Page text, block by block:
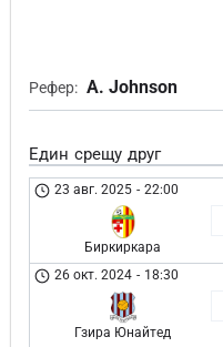
Рефер: A. Johnson
Един срещу друг
23 авг. 2025 - 22:00
Биркиркара
26 окт. 2024 - 18:30
Гзира Юнайтед